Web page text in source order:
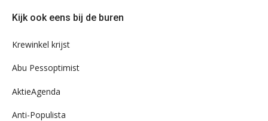
ons
Kijk ook eens bij de buren
Krewinkel krijst
Abu Pessoptimist
AktieAgenda
Anti-Populista